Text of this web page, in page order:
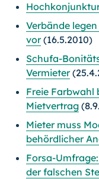
Verbände
vor(16.5.2010)
Schufa-
Vermieter
Freie Farbwahl
Mietvertrag
Mieter muss
behördlicher
Forsa-
der falschen